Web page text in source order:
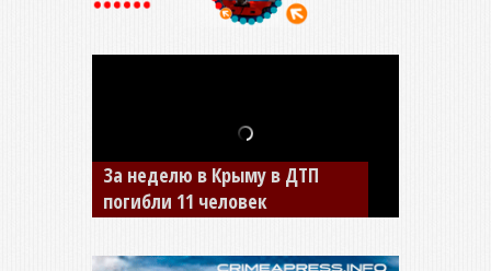
За неделю в Крыму в ДТП
погибли 11 человек
В Джанкое водитель ВАЗа
сбил двух детей на «зебре»